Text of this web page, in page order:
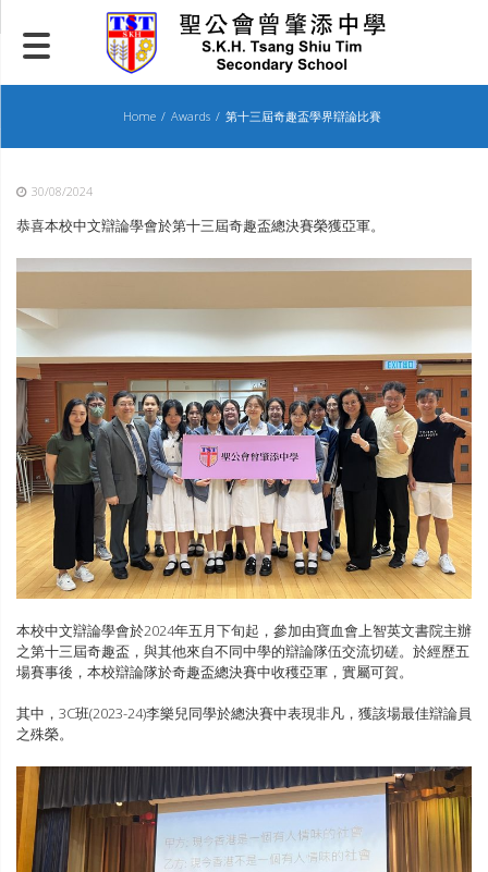
to
content
Home Awards 第十三屆奇趣盃學界辯論比賽
30/08/2024
恭喜本校中文辯論學會於第十三屆奇趣盃總決賽榮獲亞軍。
本校中文辯論學會於2024年五月下旬起，參加由寶血會上智英文書院主辦
之第十三屆奇趣盃，與其他來自不同中學的辯論隊伍交流切磋。於經歷五
場賽事後，本校辯論隊於奇趣盃總決賽中收穫亞軍，實屬可賀。
其中，3C班(2023-24)李樂兒同學於總決賽中表現非凡，獲該場最佳辯論員
之殊榮。